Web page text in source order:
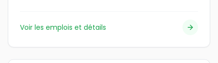
Voir les emplois et détails